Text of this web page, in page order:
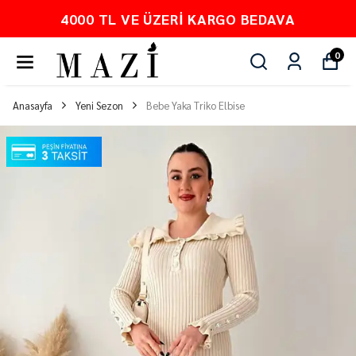
4000 TL VE ÜZERI KARGO BEDAVA
0
Anasayfa Yeni Sezon Bebe Yaka Triko Elbise